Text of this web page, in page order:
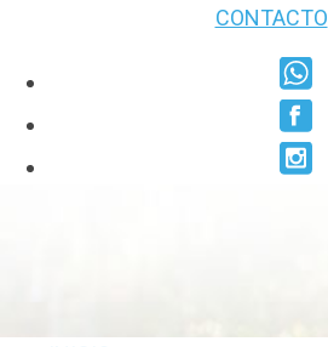
CONTACTO